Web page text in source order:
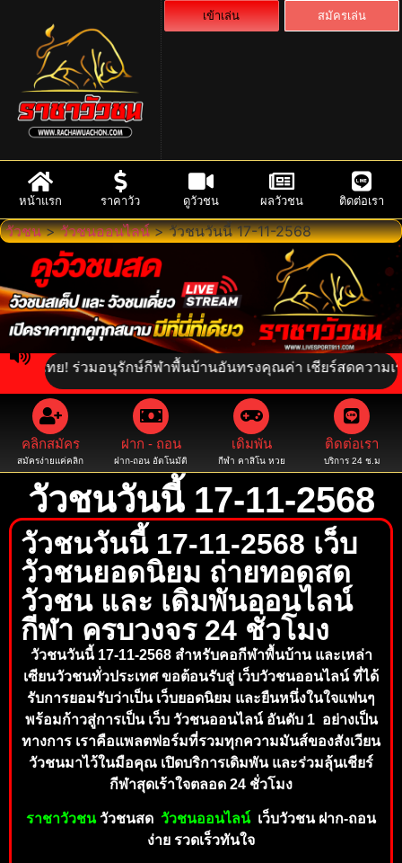
เข้าเล่น สมัครเล่น
หน้าแรก ราคาวัว ดูวัวชน ผลวัวชน ติดต่อเรา
วัวชน>วัวชนออนไลน์>วัวชนวันนี้ 17-11-2568
ย! ร่วมอนุรักษ์กีฬาพื้นบ้านอันทรงคุณค่า เชียร์สดความเร้าใจ
คลิกสมัคร
สมัครง่ายแค่คลิก
ฝาก - ถอน
ฝาก-ถอน อัตโนมัติ
เดิมพัน
กีฬา คาสิโน หวย
ติดต่อเรา
บริการ 24 ช.ม
วัวชนวันนี้ 17-11-2568
วัวชนวันนี้ 17-11-2568 เว็บ
วัวชนยอดนิยม ถ่ายทอดสด
วัวชน และ เดิมพันออนไลน์
กีฬา ครบวงจร 24 ชั่วโมง
วัวชนวันนี้ 17-11-2568 สำหรับคอกีฬาพื้นบ้าน และเหล่า
เซียนวัวชนทั่วประเทศ ขอต้อนรับสู่ เว็บวัวชนออนไลน์ ที่ได้
รับการยอมรับว่าเป็น เว็บยอดนิยม และยืนหนึ่งในใจแฟนๆ
พร้อมก้าวสู่การเป็น เว็บ วัวชนออนไลน์ อันดับ 1 อย่างเป็น
ทางการ เราคือแพลตฟอร์มที่รวมทุกความมันส์ของสังเวียน
วัวชนมาไว้ในมือคุณ เปิดบริการเดิมพัน และร่วมลุ้นเชียร์
กีฬาสุดเร้าใจตลอด 24 ชั่วโมง
ราชาวัวชนวัวชนสด วัวชนออนไลน์เว็บวัวชน ฝาก-ถอน
ง่าย รวดเร็วทันใจ